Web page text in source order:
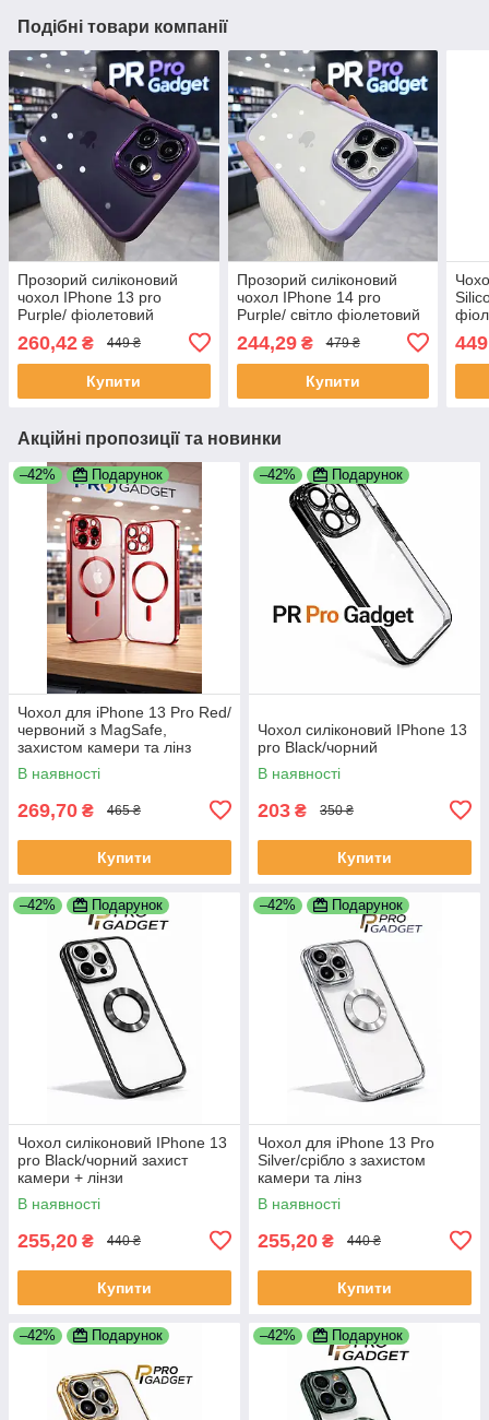
Подібні товари компанії
Прозорий силіконовий
чохол IPhone 13 pro
Purple/ фіолетовий
260,42 ₴ 449 ₴
Купити
Прозорий силіконовий
чохол IPhone 14 pro
Purple/ світло фіолетовий
244,29₴ 479 ₴
Купити
soft-
Акційні пропозиції та новинки
–42% Подарунок
Чохол для iPhone 13 Pro Red/
червоний з MagSafe,
захистом камери та лінз
В наявності
269,70 ₴ 465 ₴
Купити
–42% Подарунок
Чохол силіконовий IPhone 13
pro Black/чорний
В наявності
203 ₴ 350 ₴
Купити
–42% Подарунок
Чохол силіконовий IPhone 13
pro Black/чорний захист
камери + лінзи
В наявності
255,20 ₴ 440 ₴
Купити
–42% Подарунок
Чохол для iPhone 13 Pro
Silver/срібло з захистом
камери та лінз
В наявності
255,20 ₴ 440 ₴
Купити
–42% Подарунок –42% Подарунок